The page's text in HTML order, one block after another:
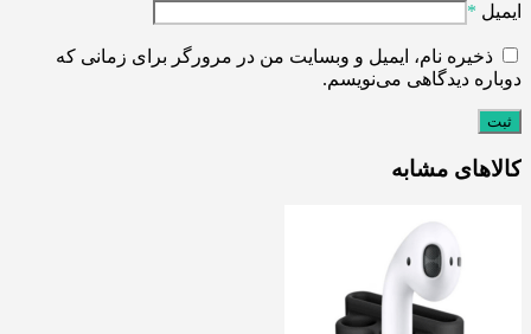
ایمیل *
ذخیره نام، ایمیل و وبسایت من در مرورگر برای زمانی که
دوباره دیدگاهی می‌نویسم.
کالاهای مشابه